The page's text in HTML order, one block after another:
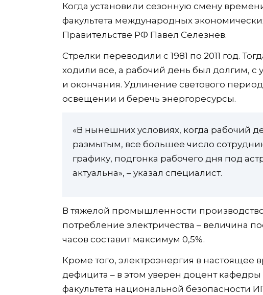
Когда установили сезонную смену
факультета международных
Правительстве РФ Павел Селезнев.
Стрелки переводили с 1981 по 2011 год.
ходили все, а рабочий день был долгим,
и окончания. Удлинение светового
освещении и беречь энергоресурсы.
«В нынешних условиях, когда рабочий
размытым, все большее число
графику, подгонка рабочего дня под
актуальна», – указал специалист.
В тяжелой промышленности
потребление электричества – величина
часов составит максимум 0,5%.
Кроме того, электроэнергия в
дефицита – в этом уверен доцент
факультета национальной безопасности